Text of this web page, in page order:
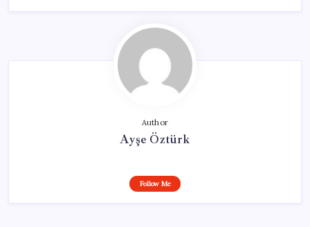
Author
Ayşe Öztürk
Follow Me